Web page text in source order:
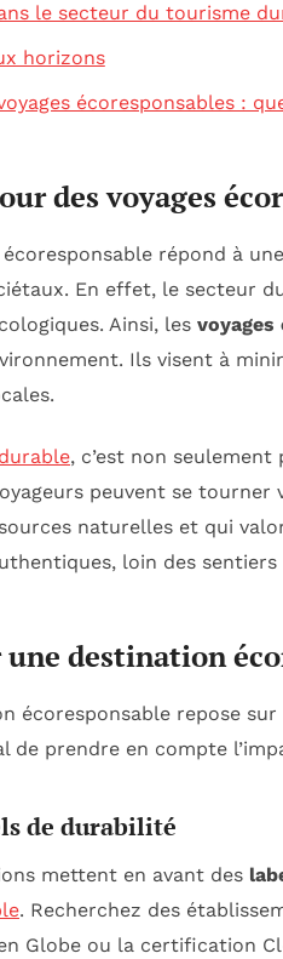
le secteur du tourisme
horizons
écoresponsables :
des voyages
écoresponsable répond à
En effet, le secteur
Ainsi, les voyages
Ils visent à
, c’est non
peuvent se
naturelles et qui
loin des
destination
écoresponsable repose
de prendre en compte
de durabilité
mettent en avant des
. Recherchez des
Globe ou la certification